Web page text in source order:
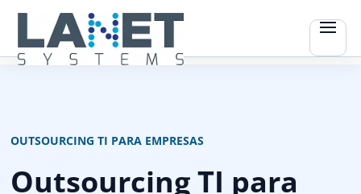
OUTSOURCING TI PARA EMPRESAS
Outsourcing TI para